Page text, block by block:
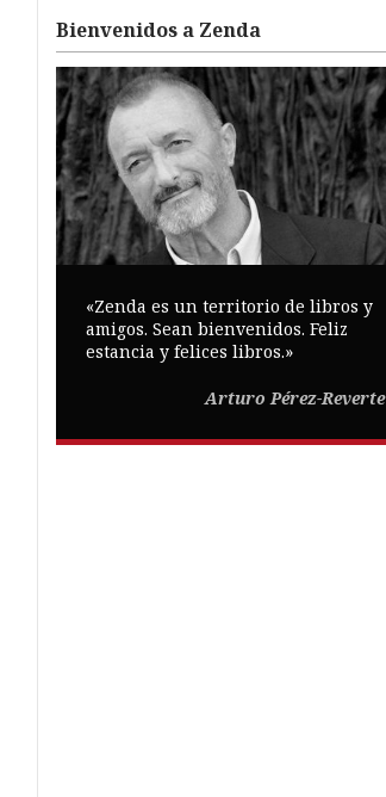
Bienvenidos a Zenda
«Zenda es un territorio de libros y
amigos. Sean bienvenidos. Feliz
estancia y felices libros.»
Arturo Pérez-Reverte